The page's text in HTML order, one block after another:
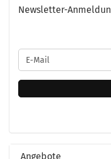
Newsletter-
WEITER
ZUR
E-
Mail
Angebote